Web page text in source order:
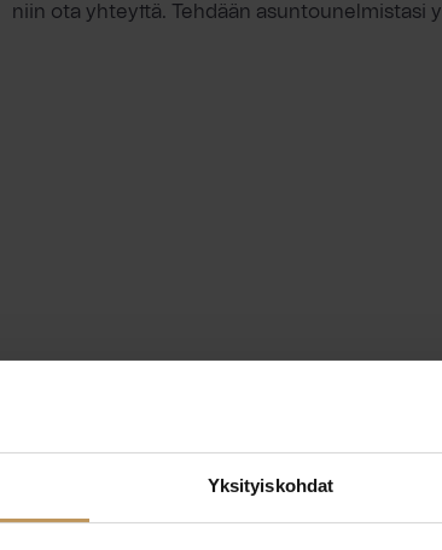
Yksityiskohdat
niin ota yhteyttä. Tehdään asuntounelmistasi